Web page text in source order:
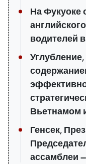
На Фукуоке
водителей
Вьетнамом
Генсек,
ассамблеи